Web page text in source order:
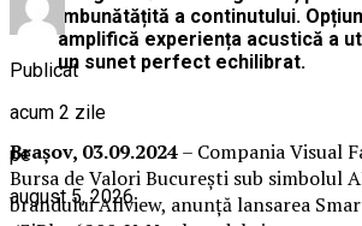
îmbunătățită a continutului.
amplifică experiența acustică a
un sunet perfect echilibrat.
Brașov, 03.09.2024– Compania Visual
Bursa de Valori București sub simbolul
brandului Allview, anunță lansarea
Publicat
acum 2 zile
pe
august 5, 2026